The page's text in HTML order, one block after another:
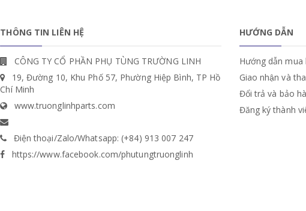
THÔNG TIN LIÊN HỆ
CÔNG TY CỔ PHẦN PHỤ TÙNG TRƯỜNG LINH
19, Đường 10, Khu Phố 57, Phường Hiệp Bình, TP Hồ
Chí Minh
www.truonglinhparts.com
Điện thoại/Zalo/Whatsapp: (+84) 913 007 247
https://www.facebook.com/phutungtruonglinh
HƯỚNG DẪN
Hướng dẫn mua
Giao nhận và
Đổi trả và bảo
Đăng ký thành